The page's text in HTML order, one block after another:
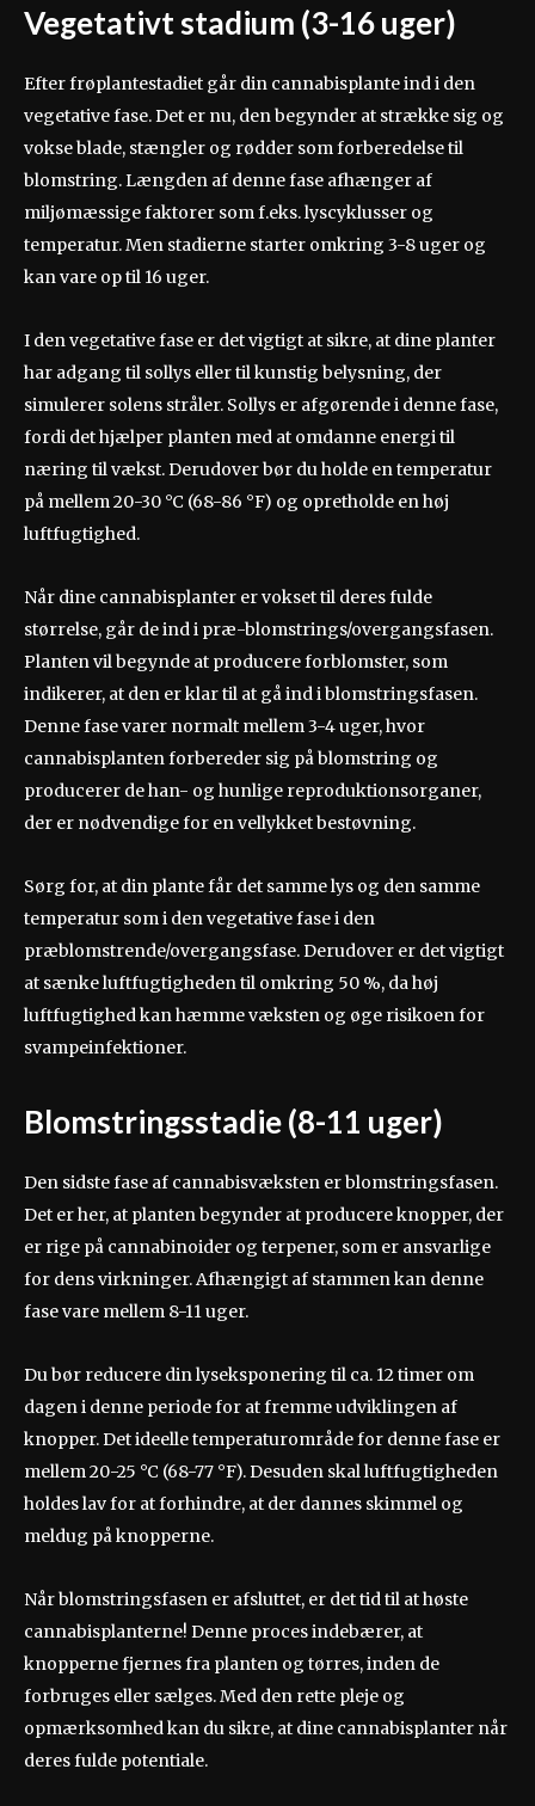
Vegetativt stadium (3-16 uger)
Efter frøplantestadiet går din cannabisplante ind i den
vegetative fase. Det er nu, den begynder at strække sig og
vokse blade, stængler og rødder som forberedelse til
blomstring. Længden af denne fase afhænger af
miljømæssige faktorer som f.eks. lyscyklusser og
temperatur. Men stadierne starter omkring 3-8 uger og
kan vare op til 16 uger.
I den vegetative fase er det vigtigt at sikre, at dine planter
har adgang til sollys eller til kunstig belysning, der
simulerer solens stråler. Sollys er afgørende i denne fase,
fordi det hjælper planten med at omdanne energi til
næring til vækst. Derudover bør du holde en temperatur
på mellem 20-30 °C (68-86 °F) og opretholde en høj
luftfugtighed.
Når dine cannabisplanter er vokset til deres fulde
størrelse, går de ind i præ-blomstrings/overgangsfasen.
Planten vil begynde at producere forblomster, som
indikerer, at den er klar til at gå ind i blomstringsfasen.
Denne fase varer normalt mellem 3-4 uger, hvor
cannabisplanten forbereder sig på blomstring og
producerer de han- og hunlige reproduktionsorganer,
der er nødvendige for en vellykket bestøvning.
Sørg for, at din plante får det samme lys og den samme
temperatur som i den vegetative fase i den
præblomstrende/overgangsfase. Derudover er det vigtigt
at sænke luftfugtigheden til omkring 50 %, da høj
luftfugtighed kan hæmme væksten og øge risikoen for
svampeinfektioner.
Blomstringsstadie (8-11 uger)
Den sidste fase af cannabisvæksten er blomstringsfasen.
Det er her, at planten begynder at producere knopper, der
er rige på cannabinoider og terpener, som er ansvarlige
for dens virkninger. Afhængigt af stammen kan denne
fase vare mellem 8-11 uger.
Du bør reducere din lyseksponering til ca. 12 timer om
dagen i denne periode for at fremme udviklingen af
knopper. Det ideelle temperaturområde for denne fase er
mellem 20-25 °C (68-77 °F). Desuden skal luftfugtigheden
holdes lav for at forhindre, at der dannes skimmel og
meldug på knopperne.
Når blomstringsfasen er afsluttet, er det tid til at høste
cannabisplanterne! Denne proces indebærer, at
knopperne fjernes fra planten og tørres, inden de
forbruges eller sælges. Med den rette pleje og
opmærksomhed kan du sikre, at dine cannabisplanter når
deres fulde potentiale.